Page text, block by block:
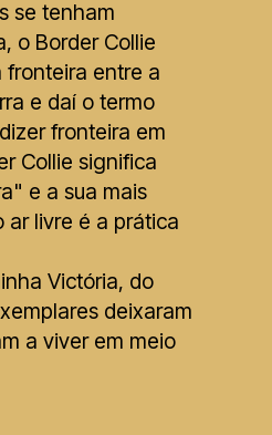
se tenham
o Border Collie
entre a
e daí o termo
fronteira em
Collie significa
e a sua mais
ar livre é a prática
Victória, do
deixaram
a viver em meio